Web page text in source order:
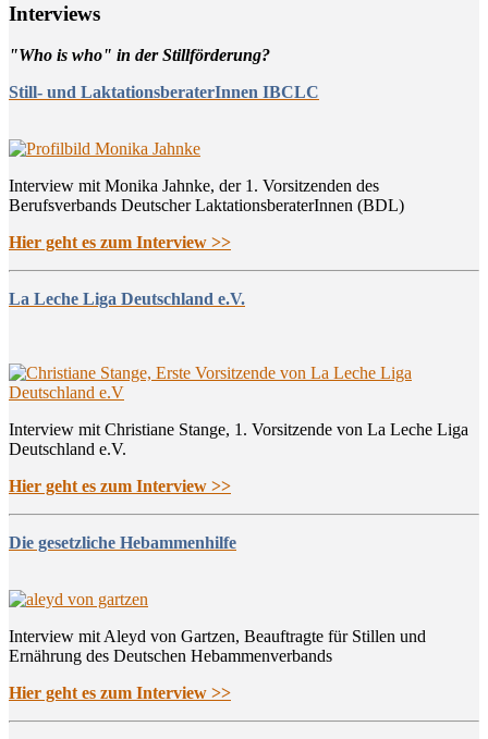
Inter­views
"Who is who" in der Stillförderung?
Still- und LaktationsberaterInnen IBCLC
Interview mit Monika Jahnke, der 1. Vorsitzenden des
Berufsverbands Deutscher LaktationsberaterInnen (BDL)
Hier geht es zum Interview >>
La Leche Liga Deutschland e.V.
Interview mit Christiane Stange, 1. Vorsitzende von La Leche Liga
Deutschland e.V.
Hier geht es zum Interview >>
Die gesetzliche Hebammenhilfe
Interview mit Aleyd von Gartzen, Beauftragte für Stillen und
Ernährung des Deutschen Hebammenverbands
Hier geht es zum Interview >>